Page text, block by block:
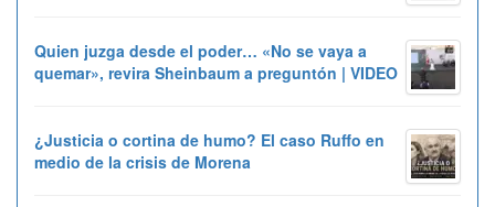
Quien juzga desde el poder… «No se vaya a
quemar», revira Sheinbaum a preguntón | VIDEO
¿Justicia o cortina de humo? El caso Ruffo en
medio de la crisis de Morena